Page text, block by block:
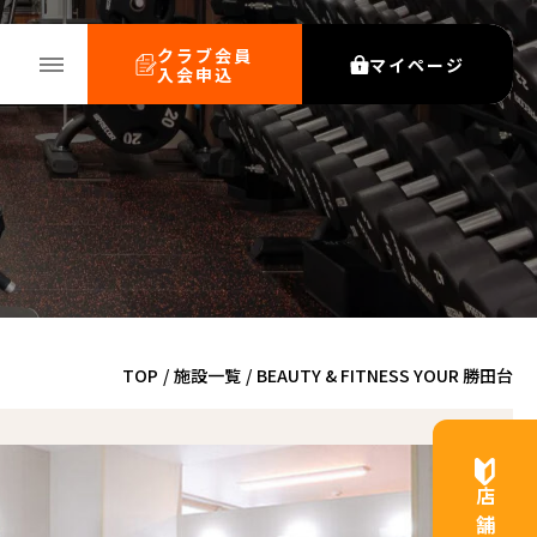
クラブ会員
入会申込
マイページ
TOP / 施設一覧 / BEAUTY & FITNESS YOUR 勝田台